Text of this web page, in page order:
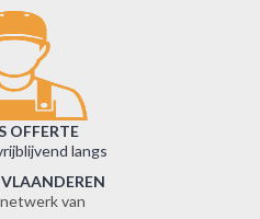
OFFERTE
langs
van